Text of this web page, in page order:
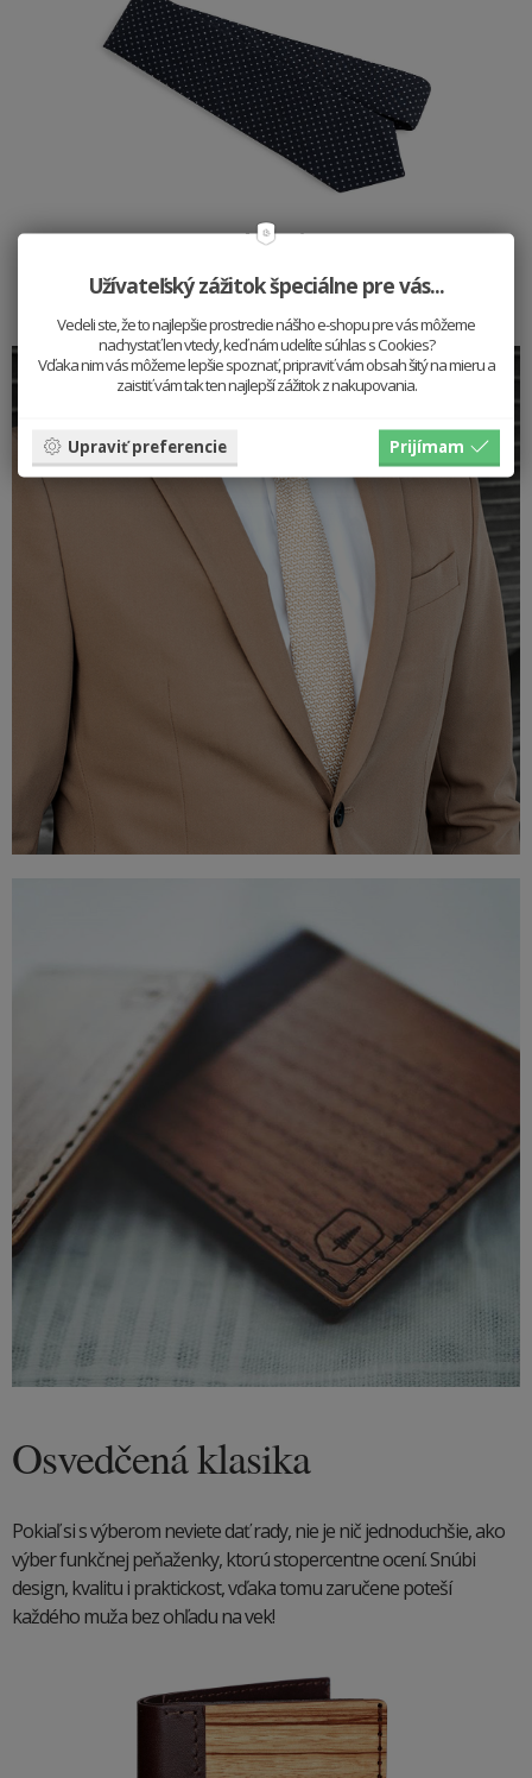
Coloo Tie
51 EUR
Osvedčená klasika
Pokiaľ si s výberom neviete dať rady, nie je nič jednoduchšie, ako
výber funkčnej peňaženky, ktorú stopercentne ocení. Snúbi
design, kvalitu i praktickost, vďaka tomu zaručene poteší
každého muža bez ohľadu na vek!
Užívateľský zážitok špeciálne pre vás...
Vedeli ste, že to najlepšie prostredie nášho e-shopu pre vás môžeme
nachystať len vtedy, keď nám udelíte súhlas s Cookies?
Vďaka nim vás môžeme lepšie spoznať, pripraviť vám obsah šitý na mieru a
zaistiť vám tak ten najlepší zážitok z nakupovania.
Upraviť preferencie Prijímam